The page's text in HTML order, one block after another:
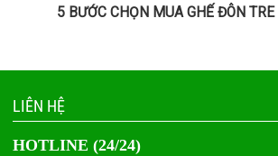
5 BƯỚC CHỌN MUA GHẾ ĐÔN
LIÊN HỆ
HOTLINE (24/24)